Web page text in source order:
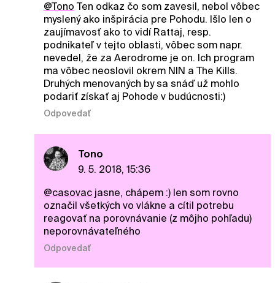
@Tono Ten odkaz čo som zavesil, nebol vôbec
myslený ako inšpirácia pre Pohodu. Išlo len o
zaujímavosť ako to vidí Rattaj, resp.
podnikateľ v tejto oblasti, vôbec som napr.
nevedel, že za Aerodrome je on. Ich program
ma vôbec neoslovil okrem NIN a The Kills.
Druhých menovaných by sa snáď už mohlo
podariť získať aj Pohode v budúcnosti:)
Odpovedať
Tono
9. 5. 2018, 15:36
@casovacjasne, chápem :) len som rovno
označil všetkých vo vlákne a cítil potrebu
reagovať na porovnávanie (z môjho pohľadu)
neporovnávateľného
Odpovedať